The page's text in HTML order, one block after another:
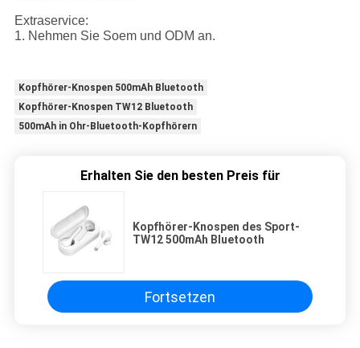
Extraservice:
1. Nehmen Sie Soem und ODM an.
Kopfhörer-Knospen 500mAh Bluetooth
Kopfhörer-Knospen TW12 Bluetooth
500mAh in Ohr-Bluetooth-Kopfhörern
Erhalten Sie den besten Preis für
Kopfhörer-Knospen des Sport-
TW12 500mAh Bluetooth
Fortsetzen